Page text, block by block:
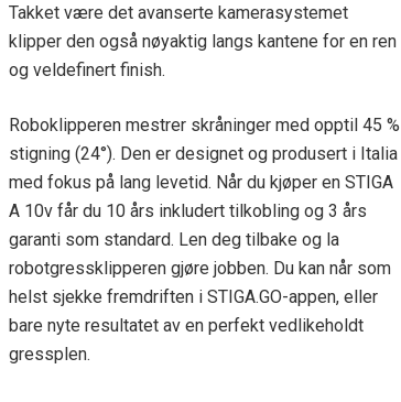
Takket være det avanserte kamerasystemet
klipper den også nøyaktig langs kantene for en ren
og veldefinert finish.
Roboklipperen mestrer skråninger med opptil 45 %
stigning (24°). Den er designet og produsert i Italia
med fokus på lang levetid. Når du kjøper en STIGA
A 10v får du 10 års inkludert tilkobling og 3 års
garanti som standard. Len deg tilbake og la
robotgressklipperen gjøre jobben. Du kan når som
helst sjekke fremdriften i STIGA.GO-appen, eller
bare nyte resultatet av en perfekt vedlikeholdt
gressplen.